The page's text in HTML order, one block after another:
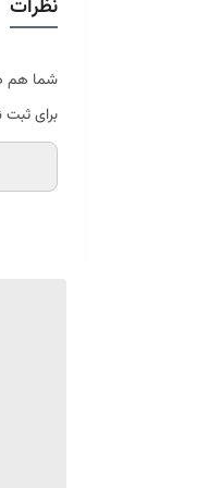
موجود در سایز بندی : 4 ، 6 ،
ابعاد 6 متری : 200*300 سانتیمتر
ابعاد 9 متری : 250*350 سانتیمتر
ابعاد 12 متری : 300*400 سانتیمتر
ارسال
نظرات
شما هم
برای ثبت